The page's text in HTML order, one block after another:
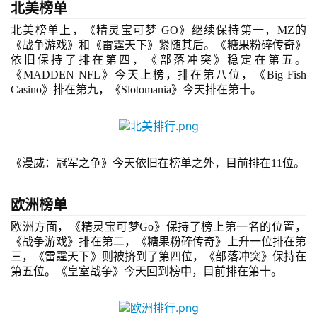
游
茶
原
创
界
手
机
游
戏
北美榜单
北美榜单上，《精灵宝可梦 GO》继续保持第一，MZ的
《战争游戏》和《雷霆天下》紧随其后。《糖果粉碎传奇》
依旧保持了排在第四，《部落冲突》稳定在第五。
《MADDEN NFL》今天上榜，排在第八位，《Big Fish
Casino》排在第九，《Slotomania》今天排在第十。
《漫威：冠军之争》今天依旧在榜单之外，目前排在11位。
欧洲榜单
欧洲方面，《精灵宝可梦Go》保持了榜上 第一名的位置，
《战争游戏》排在第二，《糖果粉碎传奇》上升一位排在第
三，《雷霆天下》则被挤到了第四位，《部落冲突》保持在
第五位。《皇室战争》今天回到榜中，目前排在第十。